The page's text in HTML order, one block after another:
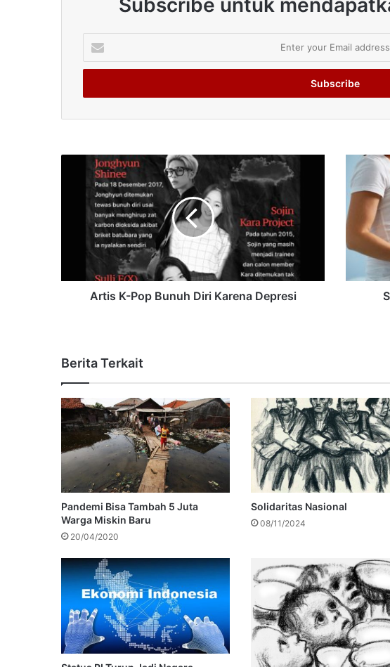
Subscribe untuk
your
Email
Artis K-Pop Bunuh Diri Karena Depresi
Berita Terkait
Pandemi Bisa Tambah 5 Juta
Warga Miskin Baru
20/04/2020
Solidaritas Nasional
08/11/2024